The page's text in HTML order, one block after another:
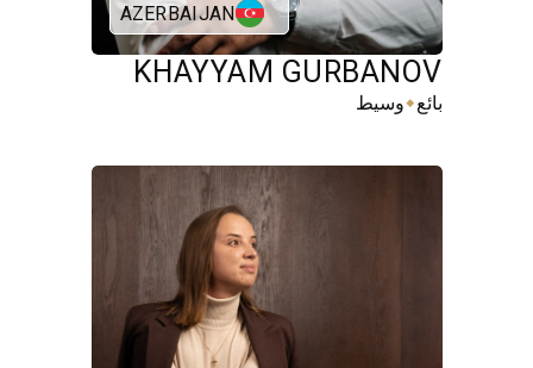
AZERBAIJAN
KHAYYAM GURBANOV
بائع⬥وسيط